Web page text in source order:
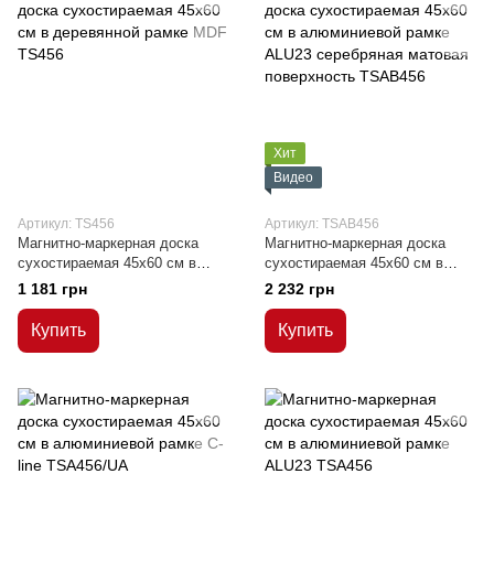
Артикул: TS456
Магнитно-маркерная доска
сухостираемая 45x60 см в
деревянной рамке MDF
1 181 грн
Купить
Хит
Видео
Артикул: TSAB456
Магнитно-маркерная доска
сухостираемая 45x60 см в
алюминиевой рамке ALU23
серебряная матовая
поверхность
2 232 грн
Купить